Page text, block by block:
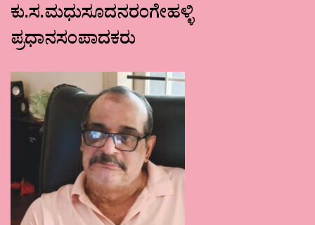
ಕು.ಸ.ಮಧುಸೂದನರಂಗೇಹಳ್ಳಿ
ಪ್ರಧಾನಸಂಪಾದಕರು